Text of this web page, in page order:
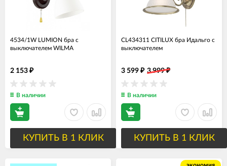
4534/1W LUMION бра с
выключателем WILMA
2 153 ₽
В наличии
КУПИТЬ В 1 КЛИК
CL434311 CITILUX бра Идальго с
выключателем
3 599 ₽ 3 999₽
В наличии
КУПИТЬ В 1 КЛИК